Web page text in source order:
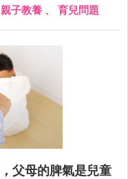
然而，隨著寶寶的成
可能導致寶寶形成哭泣
和應對能力。
親子教養 、 育兒問題
父母的脾氣是兒童